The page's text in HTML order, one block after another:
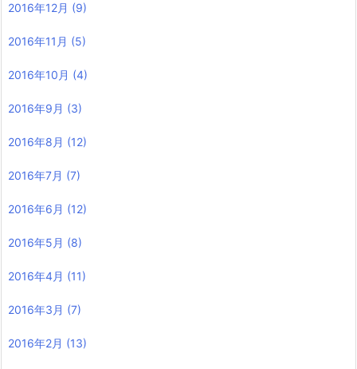
2016年12月 (9)
2016年11月 (5)
2016年10月 (4)
2016年9月 (3)
2016年8月 (12)
2016年7月 (7)
2016年6月 (12)
2016年5月 (8)
2016年4月 (11)
2016年3月 (7)
2016年2月 (13)